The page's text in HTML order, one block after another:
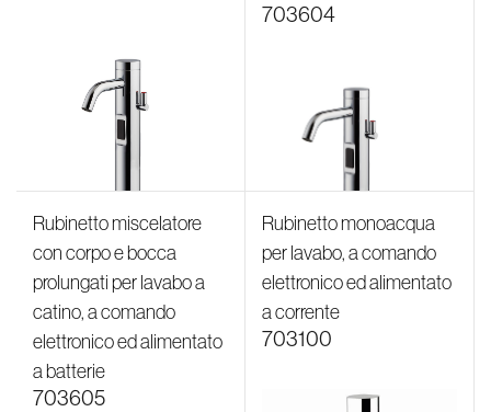
703604
Rubinetto miscelatore
con corpo e bocca
prolungati per lavabo a
catino, a comando
elettronico ed alimentato
a batterie
703605
Rubinetto monoacqua
per lavabo, a comando
elettronico ed alimentato
a corrente
703100